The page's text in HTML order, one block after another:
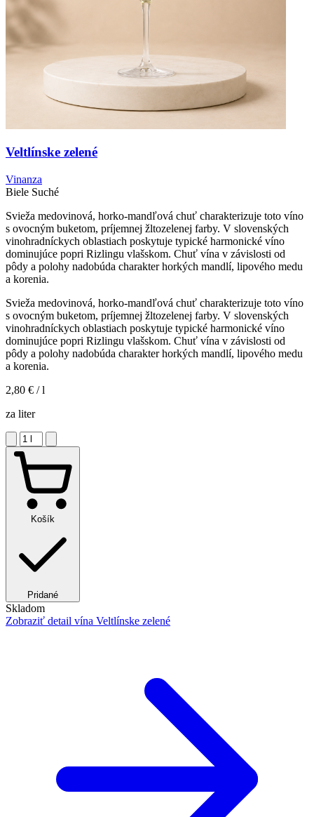
Veltlínske zelené
Vinanza
Biele Suché
Svieža medovinová, horko-mandľová chuť charakterizuje toto víno
s ovocným buketom, príjemnej žltozelenej farby. V slovenských
vinohradníckych oblastiach poskytuje typické harmonické víno
dominujúce popri Rizlingu vlašskom. Chuť vína v závislosti od
pôdy a polohy nadobúda charakter horkých mandlí, lipového medu
a korenia.
Svieža medovinová, horko-mandľová chuť charakterizuje toto víno
s ovocným buketom, príjemnej žltozelenej farby. V slovenských
vinohradníckych oblastiach poskytuje typické harmonické víno
dominujúce popri Rizlingu vlašskom. Chuť vína v závislosti od
pôdy a polohy nadobúda charakter horkých mandlí, lipového medu
a korenia.
2,80 € / l
za liter
Košík
Pridané
Skladom
Zobraziť detail vína Veltlínske zelené